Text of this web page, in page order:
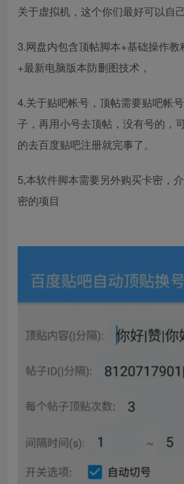
关于虚拟机，这个你们最好可以自
3.网盘内包含顶帖脚本+基础操作教
+最新电脑版本防删图技术，
4.关于贴吧帐号，顶帖需要贴吧帐
子，再用小号去顶帖，没有号的，
的去百度贴吧注册就完事了。
5,本软件脚本需要另外购买卡密，
密的项目